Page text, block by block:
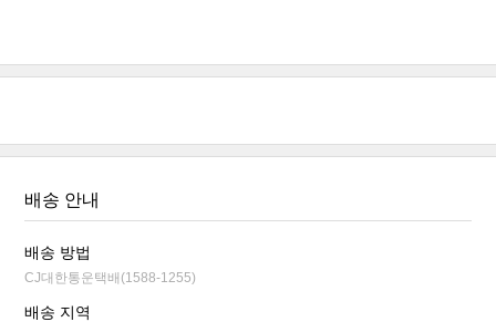
배송 안내
배송 방법
CJ대한통운택배(1588-1255)
배송 지역